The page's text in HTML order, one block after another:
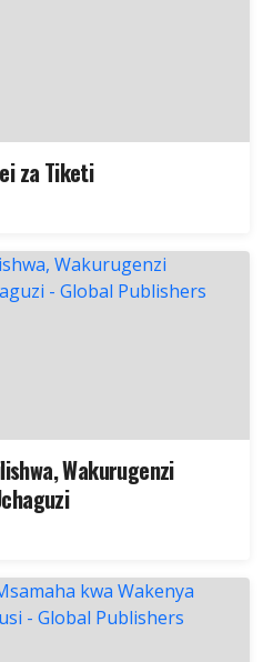
za Tiketi
Wakurugenzi